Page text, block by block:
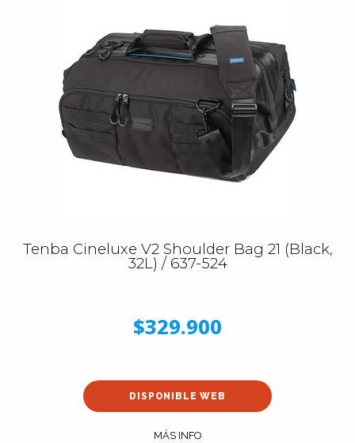
Tenba Cineluxe V2 Shoulder Bag 21 (Black,
32L) / 637-524
$329.900
DISPONIBLE WEB
MÁS INFO